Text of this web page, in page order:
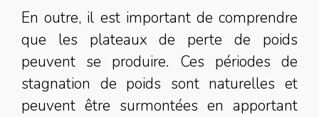
En outre, il est important de comprendre
que les plateaux de perte de poids
peuvent se produire. Ces périodes de
stagnation de poids sont naturelles et
peuvent être surmontées en apportant